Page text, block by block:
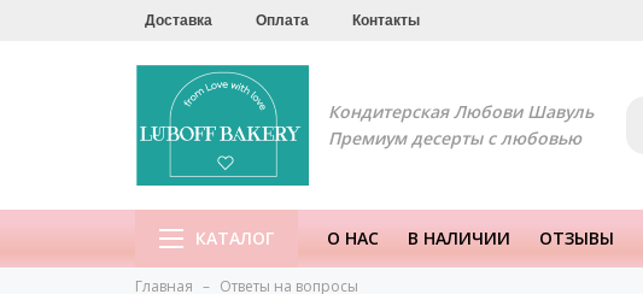
Доставка Оплата Контакты
Кондитерская Любови Шавуль
Премиум десерты с любовью
КАТАЛОГ О НАС В НАЛИЧИИ ОТЗЫВЫ
Главная Ответы на вопросы